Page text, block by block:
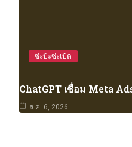
ซ่ะป้ะซ่ะเป้ด
ChatGPT เชื่อม Meta
ส.ค. 6, 2026